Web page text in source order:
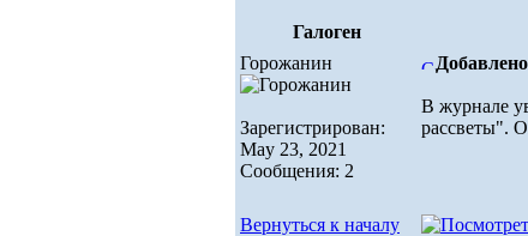
Галоген
Горожанин
Зарегистрирован:
May 23, 2021
Сообщения: 2
В журнале
рассветы".
Вернуться к началу